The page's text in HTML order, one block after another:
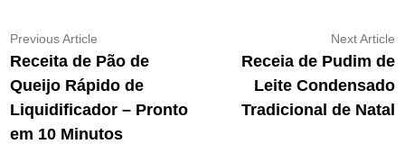
Navegação
de
Post
Previous Article
article:
Receita de Pão de
Queijo Rápido de
Liquidificador – Pronto
em 10 Minutos
Next Article
Receia de Pudim de
Leite Condensado
Tradicional de Natal